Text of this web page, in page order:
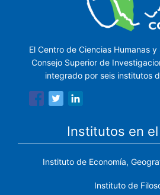
El Centro de Ciencias Humanas
Consejo Superior de
integrado por seis institutos
Institutos en el
Instituto de Economía,
Instituto de